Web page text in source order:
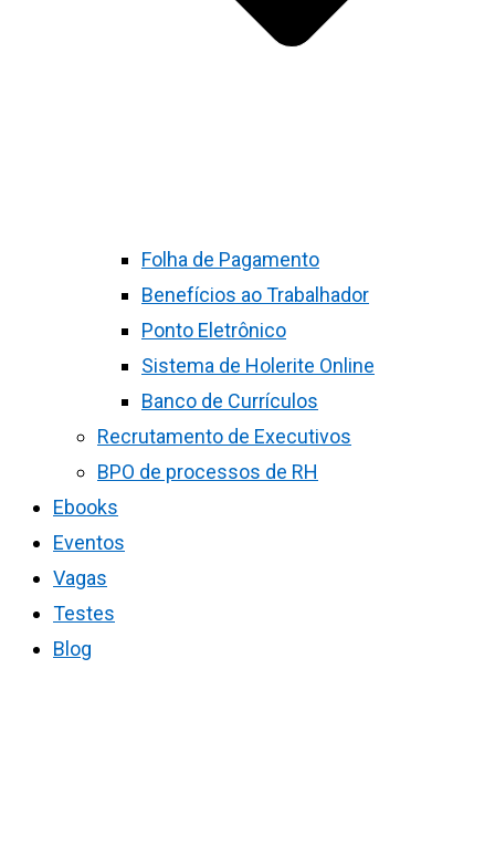
Folha de Pagamento
Benefícios ao Trabalhador
Ponto Eletrônico
Sistema de Holerite Online
Banco de Currículos
Recrutamento de Executivos
BPO de processos de RH
Ebooks
Eventos
Vagas
Testes
Blog